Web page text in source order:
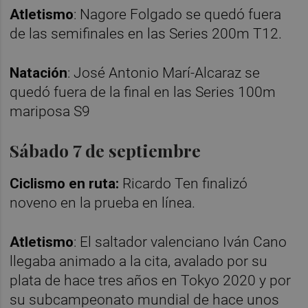
Atletismo: Nagore Folgado se quedó fuera
de las semifinales en las Series 200m T12.
Natación: José Antonio Marí-Alcaraz se
quedó fuera de la final en las Series 100m
mariposa S9
Sábado 7 de septiembre
Ciclismo en ruta: Ricardo Ten finalizó
noveno en la prueba en línea.
Atletismo: El saltador valenciano Iván Cano
llegaba animado a la cita, avalado por su
plata de hace tres años en Tokyo 2020 y por
su subcampeonato mundial de hace unos